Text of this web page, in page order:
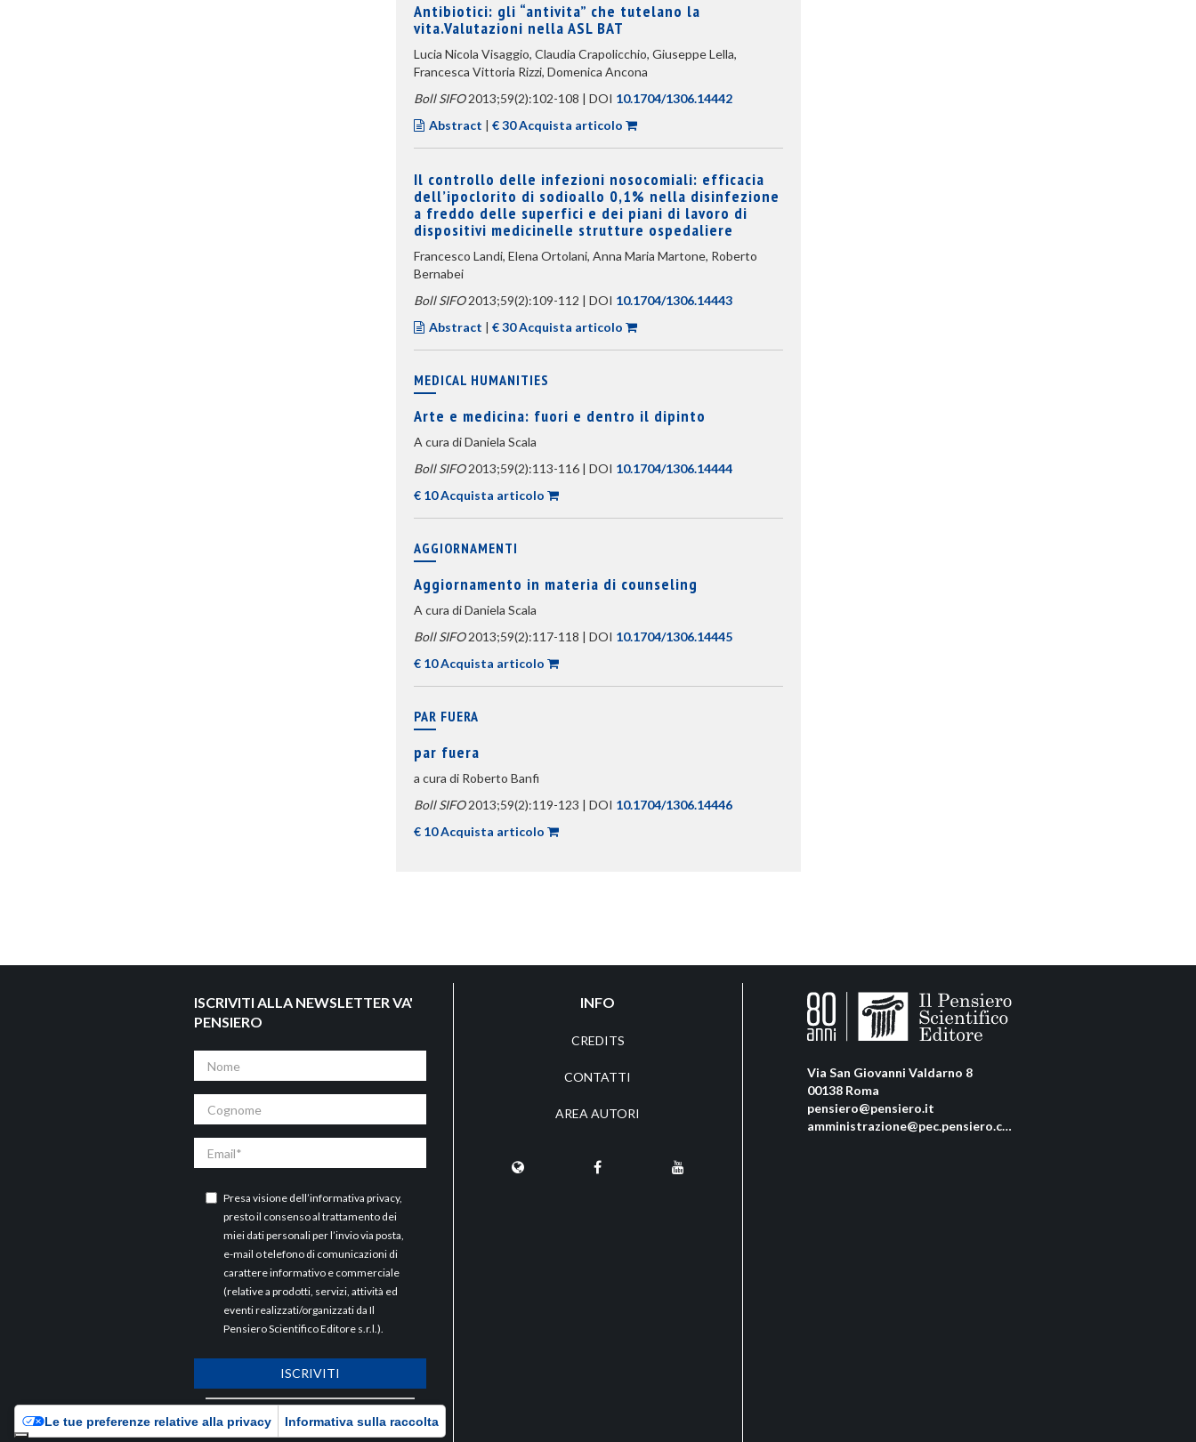
Antibiotici: gli “antivita” che tutelano la
vita.Valutazioni nella ASL BAT
Lucia Nicola Visaggio, Claudia Crapolicchio, Giuseppe Lella,
Francesca Vittoria Rizzi, Domenica Ancona
Boll SIFO2013;59(2):102-108 | DOI 10.1704/1306.14442
Abstract | € 30 Acquista articolo
Il controllo delle infezioni nosocomiali: efficacia
dell’ipoclorito di sodioallo 0,1% nella disinfezione
a freddo delle superfici e dei piani di lavoro di
dispositivi medicinelle strutture ospedaliere
Francesco Landi, Elena Ortolani, Anna Maria Martone, Roberto
Bernabei
Boll SIFO2013;59(2):109-112 | DOI 10.1704/1306.14443
Abstract | € 30 Acquista articolo
MEDICAL HUMANITIES
Arte e medicina: fuori e dentro il dipinto
A cura di Daniela Scala
Boll SIFO2013;59(2):113-116 | DOI 10.1704/1306.14444
€ 10 Acquista articolo
AGGIORNAMENTI
Aggiornamento in materia di counseling
A cura di Daniela Scala
Boll SIFO2013;59(2):117-118 | DOI 10.1704/1306.14445
€ 10 Acquista articolo
PAR FUERA
par fuera
a cura di Roberto Banfi
Boll SIFO2013;59(2):119-123 | DOI 10.1704/1306.14446
€ 10 Acquista articolo
ISCRIVITI ALLA NEWSLETTER VA'
PENSIERO
Presa visione dell’informativa privacy,
presto il consenso al trattamento dei
miei dati personali per l’invio via posta,
e-mail o telefono di comunicazioni di
carattere informativo e commerciale
(relative a prodotti, servizi, attività ed
eventi realizzati/organizzati da Il
Pensiero Scientifico Editore s.r.l.).
ISCRIVITI
ARCHIVIO
INFO
CREDITS
CONTATTI
AREA AUTORI
Via San Giovanni Valdarno 8
00138 Roma
pensiero@pensiero.it
amministrazione@pec.pensiero.com
Le tue preferenze relative alla privacy Informativa sulla raccolta